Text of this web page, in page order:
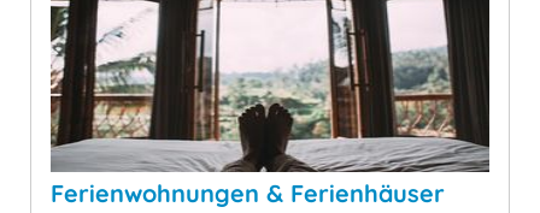
Ferienwohnungen & Ferienhäuser